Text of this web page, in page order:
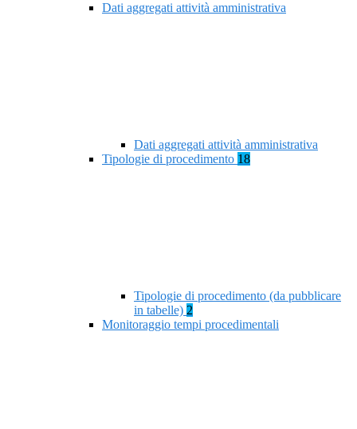
Dati aggregati attività amministrativa
Dati aggregati attività amministrativa
Tipologie di procedimento 18
Tipologie di procedimento (da pubblicare
in tabelle) 2
Monitoraggio tempi procedimentali